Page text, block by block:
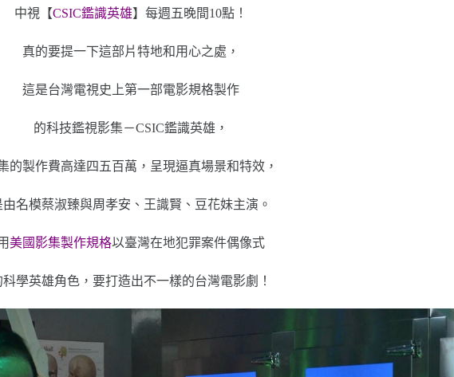
中視【CSIC鑑識英雄】每週五晚間10點！
真的要提一下這部片特地和用心之處，
這是台灣電視史上第一部電影規格製作
的科技鑑視影集－CSIC鑑識英雄，
的製作費高達四五百萬，呈現逼真場景和特效，
由名模蔡淑臻與周孝安、王識賢、豆花妹主演。
美國影集製作規格以臺灣在地犯罪案件偶像式
科學英雄角色，要打造出不一樣的台灣電影劇！